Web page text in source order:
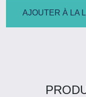
AJOUTER À LA